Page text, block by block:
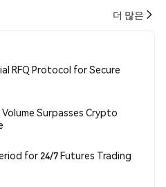
더 많은
RFQ Protocol for Secure
Surpasses Crypto
for 24/7 Futures Trading